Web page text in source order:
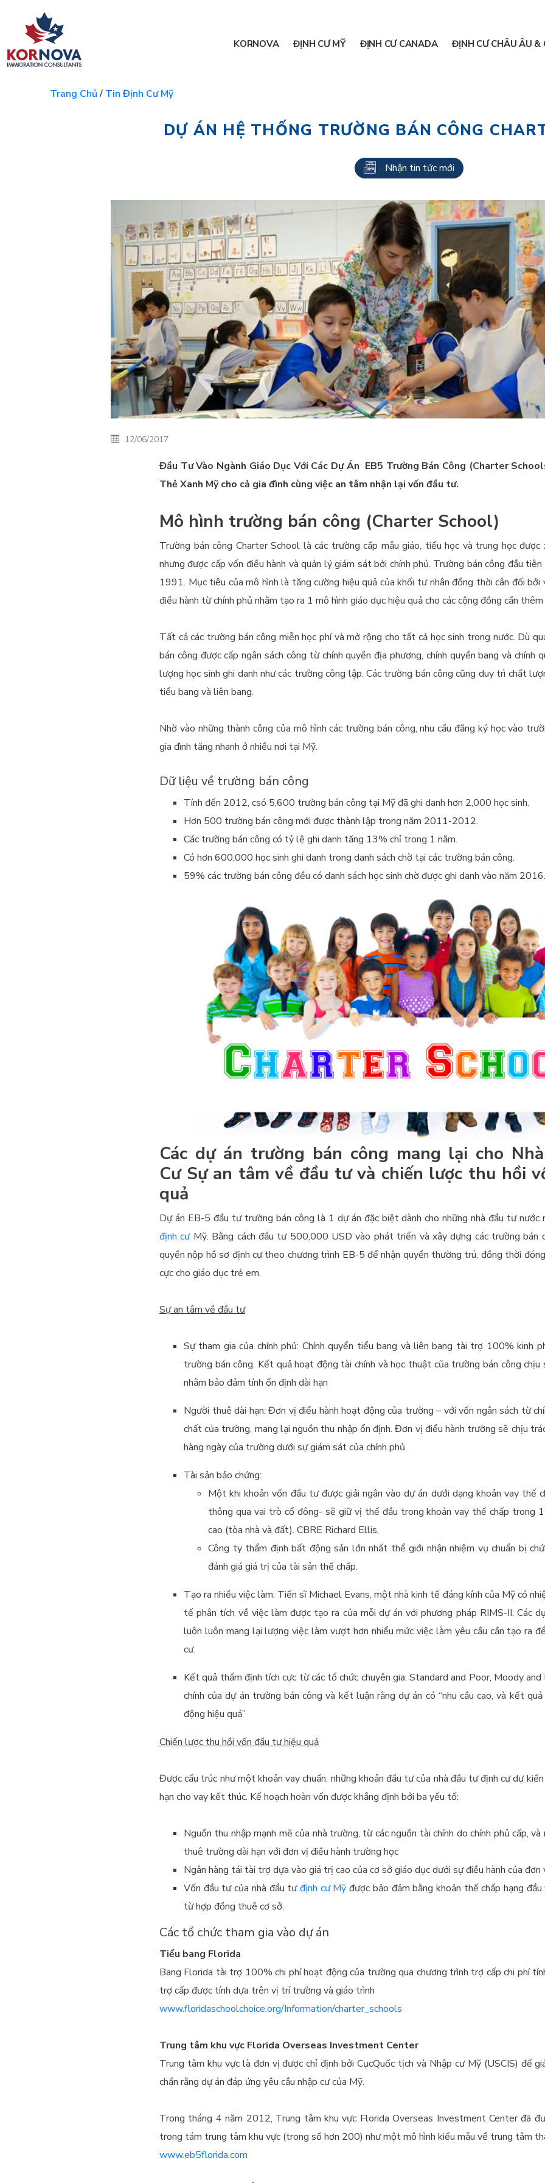
KORNOVA ĐỊNH CƯ MỸ ĐỊNH CƯ CANADA ĐỊNH CƯ CHÂU ÂU &
Trang Chủ/ Tin Định Cư Mỹ
DỰ ÁN HỆ THỐNG TRƯỜNG BÁN CÔNG
Nhận tin tức mới
12/06/2017
Đầu Tư Vào Ngành Giáo Dục Với Các Dự Án EB5 Trường Bán Công (Charter
Thẻ Xanh Mỹ cho cả gia đình cùng việc an tâm nhận lại vốn đầu tư.
Mô hình trường bán công (Charter School)
Trường bán công Charter School là các trường cấp mẫu giáo, tiểu học và trung học
nhưng được cấp vốn điều hành và quản lý giám sát bởi chính phủ. Trường bán công đầu
1991. Mục tiêu của mô hình là tăng cường hiệu quả của khối tư nhân đồng thời cân đối
điều hành từ chính phủ nhằm tạo ra 1 mô hình giáo dục hiệu quả cho các cộng đồng cần
Tất cả các trường bán công miễn học phí và mở rộng cho tất cả học sinh trong nước. Dù
bán công được cấp ngân sách công từ chính quyền địa phương, chính quyền bang và chính
lượng học sinh ghi danh như các trường công lập. Các trường bán công cũng duy trì chất
tiểu bang và liên bang.
Nhờ vào những thành công của mô hình các trường bán công, nhu cầu đăng ký học vào
gia đình tăng nhanh ở nhiều nơi tại Mỹ.
Dữ liệu về trường bán công
Tính đến 2012, csó 5,600 trường bán công tại Mỹ đã ghi danh hơn 2,000 học sinh.
Hơn 500 trường bán công mới được thành lập trong năm 2011-2012.
Các trường bán công có tỷ lệ ghi danh tăng 13% chỉ trong 1 năm.
Có hơn 600,000 học sinh ghi danh trong danh sách chờ tại các trường bán công.
59% các trường bán công đều có danh sách học sinh chờ được ghi danh vào năm 2016.
Các dự án trường bán công mang lại cho
Cư Sự an tâm về đầu tư và chiến lược thu hồi
quả
Dự án EB-5 đầu tư trường bán công là 1 dự án đặc biệt dành cho những nhà đầu tư
định cưMỹ. Bằng cách đầu tư 500,000 USD vào phát triển và xây dựng các trường bán
quyền nộp hồ sơ định cư theo chương trình EB-5 để nhận quyền thường trú, đồng thời
cực cho giáo dục trẻ em.
Sự an tâm về đầu tư
Sự tham gia của chính phủ: Chính quyển tiểu bang và liên bang tài trợ 100% kinh
trường bán công. Kết quả hoạt động tài chính và học thuật cũa trường bán công chịu
nhằm bảo đảm tính ổn định dài hạn
Người thuê dài hạn: Đơn vị điểu hành hoạt động của trường – với vốn ngân sách từ
chất của trường, mang lại nguồn thu nhập ổn định. Đơn vị điểu hành trường sẽ chịu
hàng ngày của trường dưới sự giám sát của chính phủ
Tài sản bảo chứng:
Một khi khoản vốn đầu tư được giải ngân vào dự án dưới dạng khoản vay thế
thông qua vai trò cổ đông- sẽ giữ vị thế đầu trong khoản vay thế chấp trong
cao (tòa nhà và đất). CBRE Richard Ellis,
Công ty thẩm định bất động sản lớn nhất thể giới nhận nhiệm vụ chuẩn bị
đánh giá giá trị của tài sản thế chấp.
Tạo ra nhiều việc làm: Tiến sĩ Michael Evans, một nhà kinh tế đáng kính của Mỹ có
tế phân tích về việc làm được tạo ra của mỗi dự án với phương pháp RIMS-II. Các
luôn luôn mang lại lượng việc làm vượt hơn nhiểu mức việc làm yêu cầu cần tạo ra
cư.
Kết quả thẩm định tích cực từ các tổ chức chuyên gia: Standard and Poor, Moody
chính của dự án trường bán công và kết luận rằng dự án có “nhu cầu cao, và kết
động hiệu quả”
Chiến lược thu hồi vốn đầu tư hiệu quả
Được cấu trúc như một khoản vay chuẩn, những khoản đầu tư của nhà đầu tư định cư dự
hạn cho vay kết thúc. Kế hoạch hoàn vốn được khẳng định bởi ba yếu tố:
Nguồn thu nhập mạnh mẽ của nhà trường, từ các nguồn tài chính do chính phủ cấp,
thuê trường dài hạn với đơn vị điều hành trường học
Ngân hàng tái tài trợ dựa vào giá trị cao của cơ sở giáo dục dưới sự điều hành của
Vốn đầu tư của nhà đầu tưđịnh cư Mỹ được bảo đảm bằng khoản thế chấp hạng
từ hợp đồng thuê cơ sở.
Các tổ chức tham gia vào dự án
Tiểu bang Florida
Bang Florida tài trợ 100% chi phí hoạt động của trường qua chương trình trợ cấp chi phí
trợ cấp được tính dựa trên vị trí trường và giáo trình
www.floridaschoolchoice.org/Information/charter_schools
Trung tâm khu vực Florida Overseas Investment Center
Trung tâm khu vực là đơn vị được chỉ định bởi CụcQuốc tịch và Nhập cư Mỹ (USCIS) để
chắn rằng dự án đáp ứng yêu cầu nhập cư của Mỹ.
Trong tháng 4 năm 2012, Trung tâm khu vực Florida Overseas Investment Center đã
trong tám trung tâm khu vực (trong số hơn 200) như một mô hình kiểu mẫu về trung tâm
www.eb5florida.com